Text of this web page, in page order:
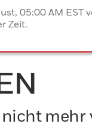
05:00 AM EST
Zeit.
mehr